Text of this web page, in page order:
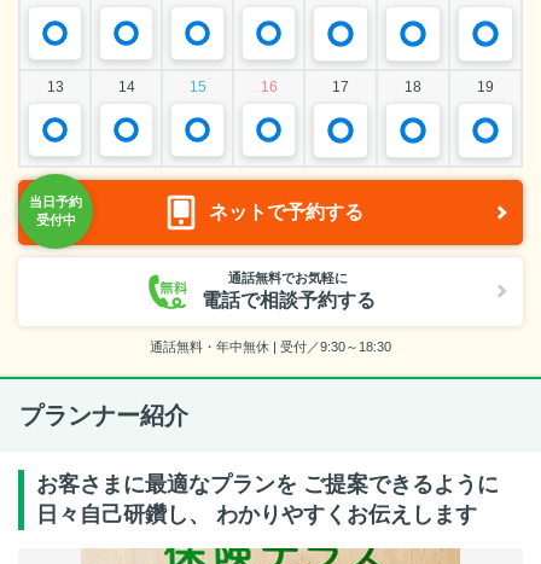
13 14 15 16 17 18 19
ネットで予約する
通話無料でお気軽に
電話で相談予約する
通話無料・年中無休 | 受付／9:30～18:30
プランナー紹介
お客さまに最適なプランを ご提案できるように
日々自己研鑽し、 わかりやすくお伝えします